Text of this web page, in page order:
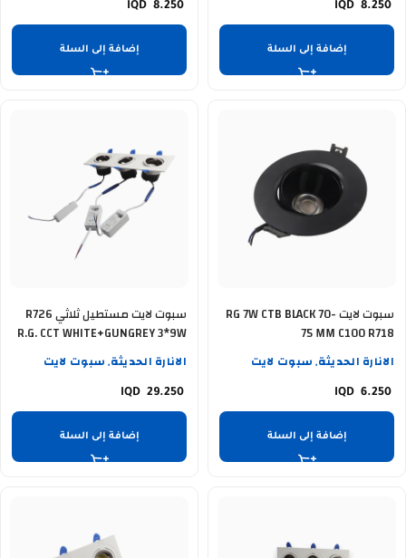
8.250
إضافة إلى السلة
8.250
إضافة إلى السلة
سبوت لايت RG 7W CTB BLACK 70-
75 MM C100 R718
الانارة الحديثة, سبوت لايت
6.250
إضافة إلى السلة
سبوت لايت مستطيل ثلاثي R726
R.G. CCT WHITE+GUNGREY 3*9W
الانارة الحديثة, سبوت لايت
29.250
إضافة إلى السلة